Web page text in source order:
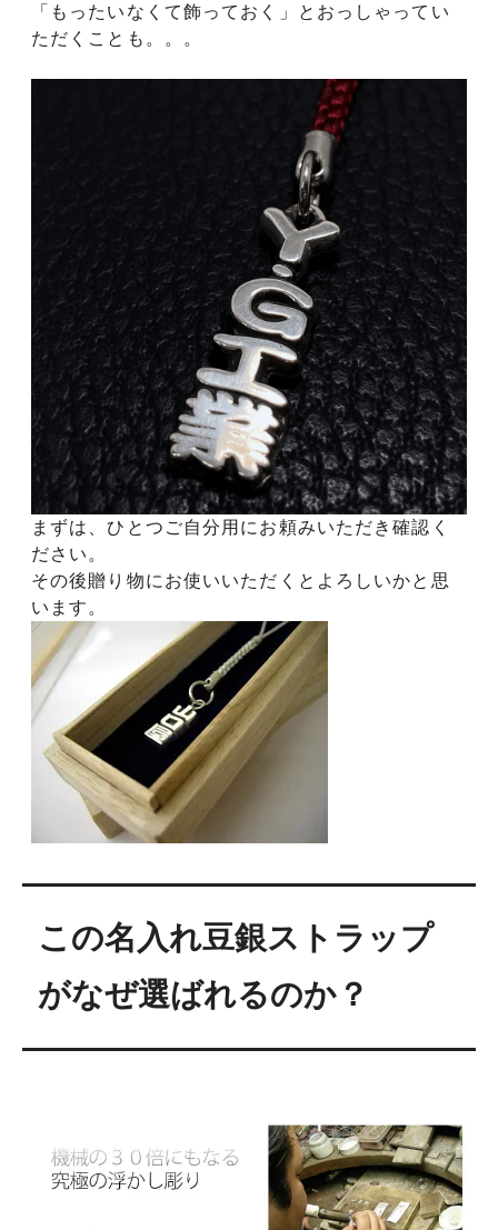
「もったいなくて飾っておく」とおっしゃってい
ただくことも。。。
まずは、ひとつご自分用にお頼みいただき確認く
ださい。
その後贈り物にお使いいただくとよろしいかと思
います。
この名入れ豆銀ストラップ
がなぜ選ばれるのか？